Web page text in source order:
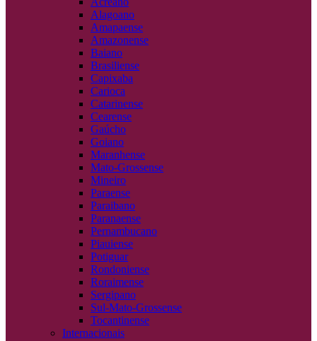
Alagoano
Amapaense
Amazonense
Baiano
Brasiliense
Capixaba
Carioca
Catarinense
Cearense
Gaúcho
Goiano
Maranhense
Mato-Grossense
Mineiro
Paraense
Paraibano
Paranaense
Pernambucano
Piauiense
Potiguar
Rondoniense
Roraimense
Sergipano
Sul-Mato-Grossense
Tocantinense
Internacionais